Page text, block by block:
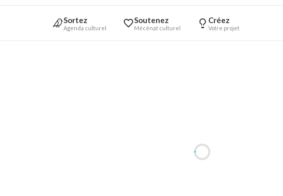
Sortez
Agenda culturel
Soutenez
Mécénat culturel
Créez
Votre projet